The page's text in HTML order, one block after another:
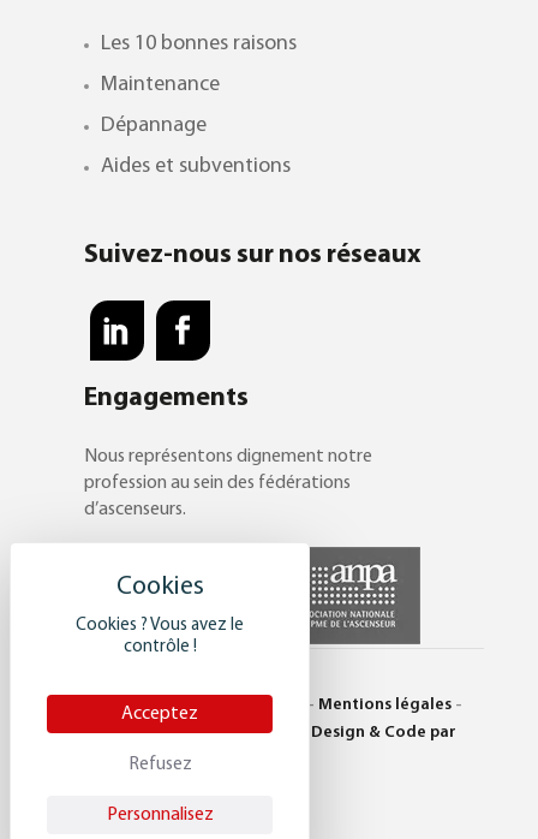
Cookies ? Vous avez le
contrôle !
Acceptez
Refusez
Personnalisez
Les 10 bonnes raisons
Maintenance
Dépannage
Aides et subventions
Suivez-nous sur nos réseaux
Engagements
Nous représentons dignement notre
profession au sein des fédérations
d’ascenseurs.
© Saulière 2017 - Plan du site - Mentions légales-
Politique de confidentialité
Design & Code par